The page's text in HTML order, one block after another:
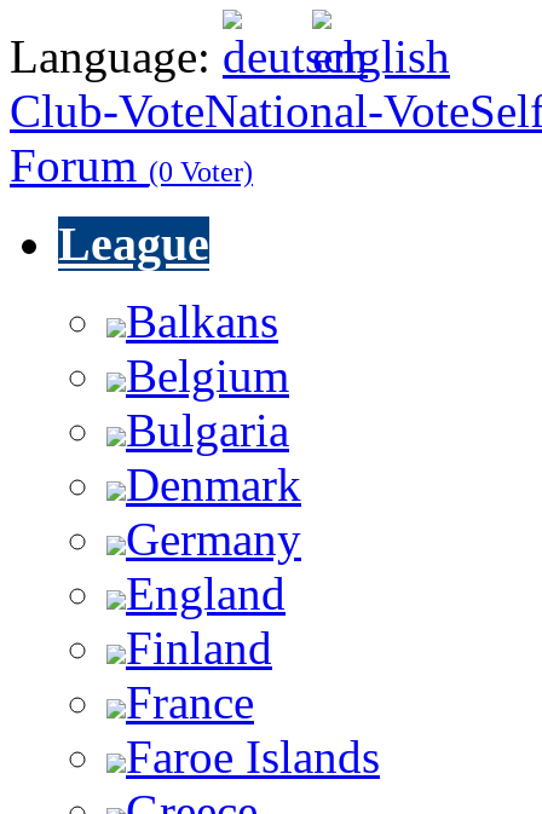
Language:
Club-VoteNational-Vote
Forum (0 Voter)
League
Balkans
Belgium
Bulgaria
Denmark
Germany
England
Finland
France
Faroe Islands